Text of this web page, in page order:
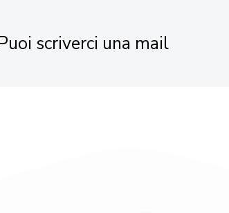
scriverci una mail